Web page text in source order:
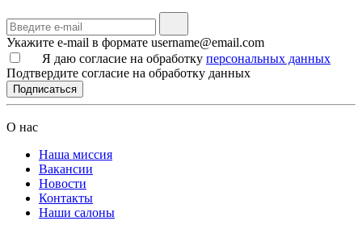
Укажите e-mail в формате username@email.com
Я даю согласие на обработку персональных данных
Подтвердите согласие на обработку данных
Подписаться
О нас
Наша миссия
Вакансии
Новости
Контакты
Наши салоны